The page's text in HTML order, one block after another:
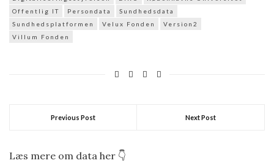
Offentlig IT
Persondata
Sundhedsdata
Sundhedsplatformen
Velux Fonden
Version2
Villum Fonden
Previous Post Next Post
Læs mere om data her 👇